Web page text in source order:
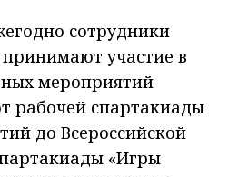
сотрудники
участие в
мероприятий
рабочей спартакиады
до Всероссийской
«Игры